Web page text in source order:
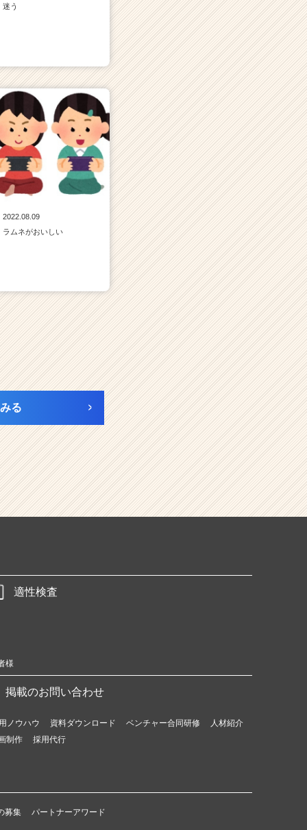
迷う
2022.08.09
ラムネがおいしい
る
適性検査
様
掲載のお問い合わせ
ノウハウ 資料ダウンロード ベンチャー合同研修
人材紹介
制作
採用代行
募集 パートナーアワード